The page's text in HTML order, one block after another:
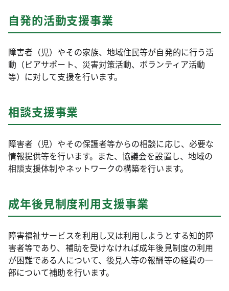
自発的活動支援事業
障害者（児）やその家族、地域住民等が自発的に行う活
動（ピアサポート、災害対策活動、ボランティア活動
等）に対して支援を行います。
相談支援事業
障害者（児）やその保護者等からの相談に応じ、必要な
情報提供等を行います。また、協議会を設置し、地域の
相談支援体制やネットワークの構築を行います。
成年後見制度利用支援事業
障害福祉サービスを利用し又は利用しようとする知的障
害者等であり、補助を受けなければ成年後見制度の利用
が困難である人について、後見人等の報酬等の経費の一
部について補助を行います。